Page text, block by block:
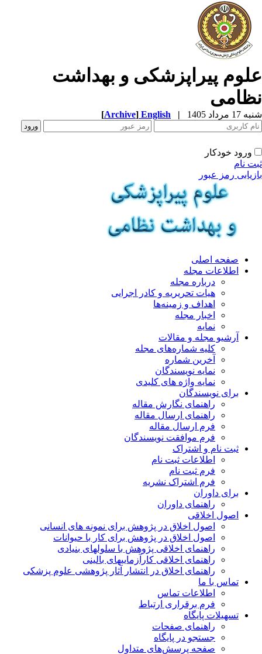
پیراپزشکی و بهداشت
مرداد 1405 |
English
[Archive]
ورود خودکار
نام
رمز عبور
صفحه اصلی
اطلاعات مجله
درباره مجله
هیات تحریریه و کادر اجرایی
اهداف و زمینه‌ها
اخبار مجله
نمایه
آرشیو مجله و مقالات
کلیه شماره‌های مجله
آخرین شماره
نمایه نویسندگان
نمایه واژه های کلیدی
برای نویسندگان
راهنمای نگارش مقاله
راهنمای ارسال مقاله
فرم ارسال مقاله
فرم موافقت نویسندگان
ثبت نام و اشتراک
اطلاعات ثبت نام
فرم ثبت نام
فرم اشتراک نشریه
برای داوران
راهنمای داوران
اصول اخلاقی
اصول اخلاق در پژوهش برای نمونه های انسانی
اصول اخلاق در پژوهش برای کار با حیوانات
راهنمای اخلاقی پژوهش با سلولهای بنیادی
راهنمای اخلاقی کارآزماییهای بالینی
راهنمای اخلاق در انتشار آثار پژوهشی علوم پزشکی
تماس با ما
اطلاعات تماس
فرم برقراری ارتباط
تسهیلات پایگاه
راهنمای صفحات
جستجو در پایگاه
صفحه پرسش‌های متداول